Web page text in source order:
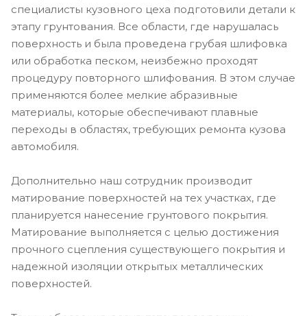
специалисты кузовного цеха подготовили детали к
этапу грунтования. Все области, где нарушалась
поверхность и была проведена грубая шлифовка
или обработка песком, неизбежно проходят
процедуру повторного шлифования. В этом случае
применяются более мелкие абразивные
материалы, которые обеспечивают плавные
переходы в областях, требующих ремонта кузова
автомобиля.
Дополнительно наш сотрудник производит
матирование поверхностей на тех участках, где
планируется нанесение грунтового покрытия.
Матирование выполняется с целью достижения
прочного сцепления существующего покрытия и
надежной изоляции открытых металлических
поверхностей.